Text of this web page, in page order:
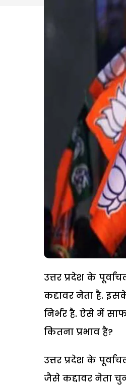
उत्तर प्रदेश के
कद्दावर नेता है.
निर्भर है. ऐसे में
कितना प्रभाव है?
उत्तर प्रदेश के
जैसे कद्दावर नेता